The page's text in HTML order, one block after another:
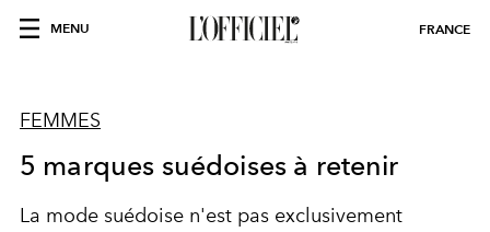
MENU FRANCE
FEMMES
5 marques suédoises à retenir
La mode suédoise n'est pas exclusivement